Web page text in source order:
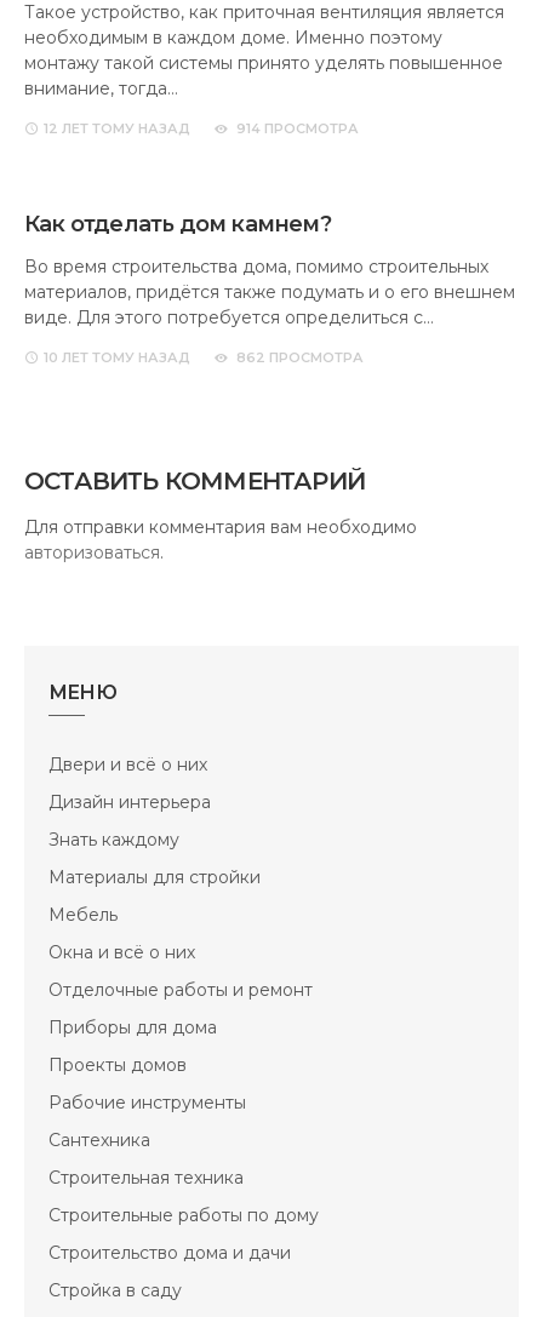
Такое устройство, как приточная вентиляция является
необходимым в каждом доме. Именно поэтому
монтажу такой системы принято уделять повышенное
внимание, тогда…
12 ЛЕТ ТОМУ НАЗАД 914 ПРОСМОТРА
Как отделать дом камнем?
Во время строительства дома, помимо строительных
материалов, придётся также подумать и о его внешнем
виде. Для этого потребуется определиться с…
10 ЛЕТ ТОМУ НАЗАД 862 ПРОСМОТРА
ОСТАВИТЬ КОММЕНТАРИЙ
Для отправки комментария вам необходимо
авторизоваться.
МЕНЮ
Двери и всё о них
Дизайн интерьера
Знать каждому
Материалы для стройки
Мебель
Окна и всё о них
Отделочные работы и ремонт
Приборы для дома
Проекты домов
Рабочие инструменты
Сантехника
Строительная техника
Строительные работы по дому
Строительство дома и дачи
Стройка в саду